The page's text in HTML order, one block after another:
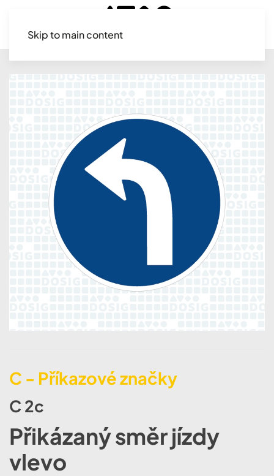
Skip to main content
C - Příkazové značky
C 2c
Přikázaný směr jízdy
vlevo